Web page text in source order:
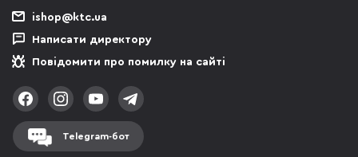
ishop@ktc.ua
Написати директору
Повідомити про помилку на сайті
Telegram-бот